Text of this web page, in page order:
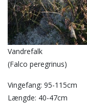
Vandrefalk
(Falco peregrinus)
Vingefang: 95-115cm
Længde: 40-47cm